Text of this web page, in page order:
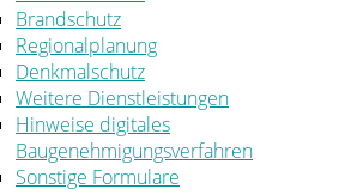
Brandschutz
Regionalplanung
Denkmalschutz
Weitere Dienstleistungen
Hinweise digitales
Baugenehmigungsverfahren
Sonstige Formulare